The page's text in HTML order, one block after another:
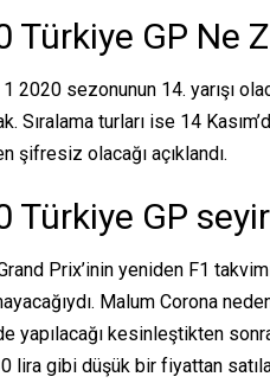
Türkiye GP Ne
2020 sezonunun 14. yarışı
Sıralama turları ise 14
şifresiz olacağı açıklandı.
Türkiye GP
Prix’inin yeniden F1
Malum Corona
yapılacağı kesinleştikten
lira gibi düşük bir fiyattan